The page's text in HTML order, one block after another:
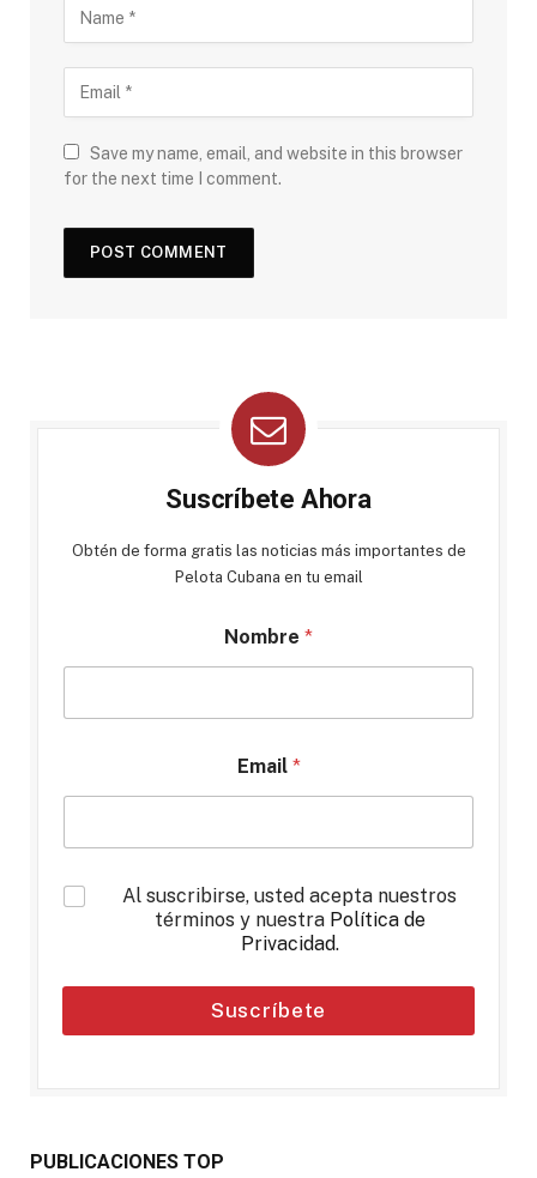
Save my name, email, and website in this browser
for the next time I comment.
Suscríbete Ahora
Obtén de forma gratis las noticias más importantes de
Pelota Cubana en tu email
Nombre *
Email *
*
Al suscribirse, usted acepta nuestros
términos y nuestra Política de
Privacidad.
Suscríbete
PUBLICACIONES TOP